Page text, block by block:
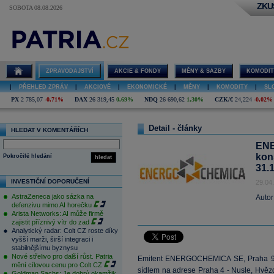
SOBOTA 08.08.2026
ZPRAVODAJSTVÍ AKCIE & FONDY MĚNY & SAZBY
PŘEHLED ZPRÁV AKCIOVÉ EKONOMICKÉ MĚNY KOMODITY
PX 2 785,07 -0,71% DAX 26 319,45 0,69% NDQ 26 690,62 1,30% CZK/€ 24,224 -0,02%
HLEDAT V KOMENTÁŘÍCH
hledat
Pokročilé hledání
INVESTIČNÍ DOPORUČENÍ
AstraZeneca jako sázka na
defenzivu mimo AI horečku
Arista Networks: AI může firmě
zajistit příznivý vítr do zad
Analytický radar: Colt CZ roste díky
vyšší marži, širší integraci i
stabilnějšímu byznysu
Nové střelivo pro další růst. Patria
mění cílovou cenu pro Colt CZ
Detail - články
Emitent ENERGOCHEMICA SE,
sídlem na adrese Praha 4 - Nusle,